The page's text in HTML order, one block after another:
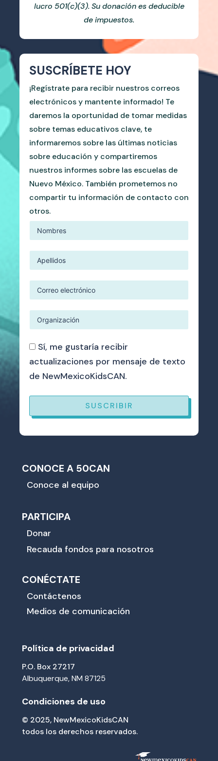
lucro 501(c)(3). Su donación es deducible
de impuestos.
SUSCRÍBETE HOY
¡Regístrate para recibir nuestros correos
electrónicos y mantente informado! Te
daremos la oportunidad de tomar medidas
sobre temas educativos clave, te
informaremos sobre las últimas noticias
sobre educación y compartiremos
nuestros informes sobre las escuelas de
Nuevo México. También prometemos no
compartir tu información de contacto con
otros.
Sí, me gustaría recibir
actualizaciones por mensaje de texto
de NewMexicoKidsCAN.
SUSCRIBIR
CONOCE A 50CAN
Conoce al equipo
PARTICIPA
Donar
Recauda fondos para nosotros
CONÉCTATE
Contáctenos
Medios de comunicación
Política de privacidad
P.O. Box 27217
Albuquerque, NM 87125
Condiciones de uso
© 2025, NewMexicoKidsCAN
todos los derechos reservados.